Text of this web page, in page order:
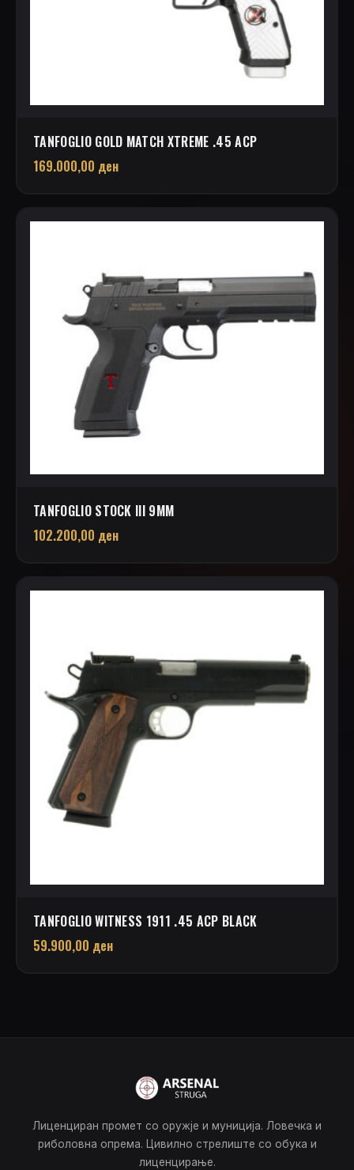
TANFOGLIO GOLD MATCH XTREME .45 ACP
169.000,00 ден
TANFOGLIO STOCK III 9MM
102.200,00 ден
TANFOGLIO WITNESS 1911 .45 ACP BLACK
59.900,00 ден
Лиценциран промет со оружје и муниција. Ловечка и
риболовна опрема. Цивилно стрелиште со обука и
лиценцирање.